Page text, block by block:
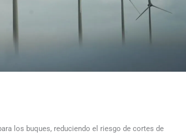
los buques, reduciendo el riesgo de cortes de